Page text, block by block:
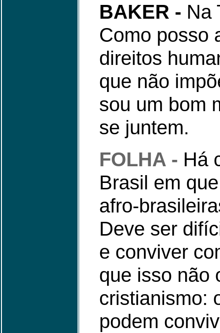
BAKER - Na
Como posso
direitos
que não
sou um bom
se juntem.
FOLHA - Há
Brasil em
afro-
Deve ser
e conviver
que isso não
cristianismo:
podem